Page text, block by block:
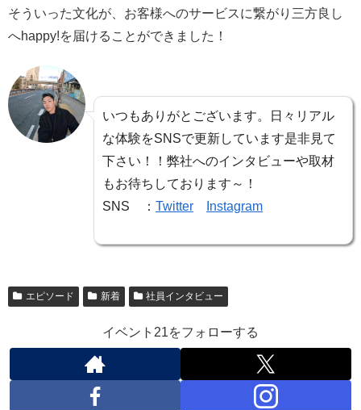
そういった文化が、お客様へのサービスに繋がり三方良し
へhappy!を届けることができました！
いつもありがとございます。日々リアル
な体験をSNSで更新しています是非見て
下さい！！弊社へのインタビューや取材
もお待ちしております～！
SNS ： Twitter Instagram
エピソード 新着 社員インタビュー
イベント21をフォローする